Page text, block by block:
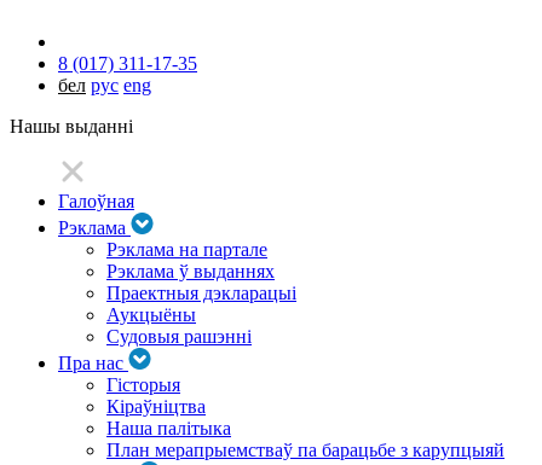
8 (017) 311-17-35
бел рус eng
Нашы выданні
Галоўная
Рэклама
Рэклама на партале
Рэклама ў выданнях
Праектныя дэкларацыі
Аукцыёны
Судовыя рашэнні
Пра нас
Гісторыя
Кіраўніцтва
Наша палітыка
План мерапрыемстваў па барацьбе з карупцыяй